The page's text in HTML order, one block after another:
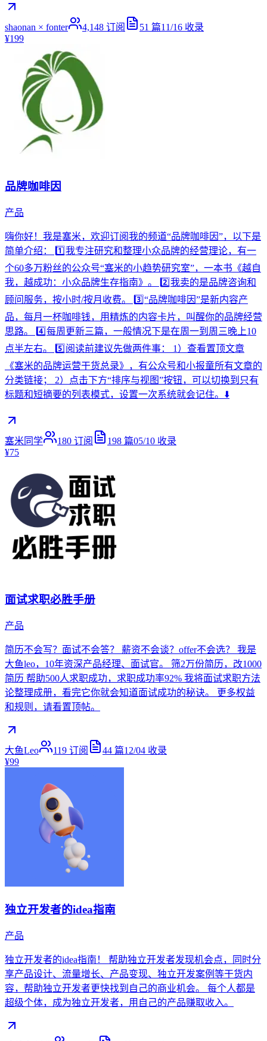
shaonan × fonter 4,148 订阅 51 篇11/16 收录
¥199
品牌咖啡因
产品
嗨你好！我是塞米，欢迎订阅我的频道“品牌咖啡因”，以下是
简单介绍： 1️⃣我专注研究和整理小众品牌的经营理论，有一
个60多万粉丝的公众号“塞米的小趋势研究室”，一本书《越自
我，越成功：小众品牌生存指南》。 2️⃣我卖的是品牌咨询和
顾问服务，按小时/按月收费。 3️⃣“品牌咖啡因”是新内容产
品，每月一杯咖啡钱，用精炼的内容卡片，叫醒你的品牌经营
思路。 4️⃣每周更新三篇，一般情况下是在周一到周三晚上10
点半左右。 5️⃣阅读前建议先做两件事： 1）查看置顶文章
《塞米的品牌运营干货总录》，有公众号和小报童所有文章的
分类链接； 2）点击下方“排序与视图”按钮，可以切换到只有
标题和短摘要的列表模式，设置一次系统就会记住。⬇️
塞米同学 180 订阅 198 篇05/10 收录
¥75
面试求职必胜手册
产品
简历不会写？面试不会答？ 薪资不会谈？offer不会选？ 我是
大鱼leo，10年资深产品经理、面试官。 筛2万份简历，改1000
简历 帮助500人求职成功，求职成功率92% 我将面试求职方法
论整理成册，看完它你就会知道面试成功的秘诀。 更多权益
和规则，请看置顶帖。
大鱼Leo 119 订阅 44 篇12/04 收录
¥99
独立开发者的idea指南
产品
独立开发者的idea指南！ 帮助独立开发者发现机会点，同时分
享产品设计、流量增长、产品变现、独立开发案例等干货内
容，帮助独立开发者更快找到自己的商业机会。 每个人都是
超级个体，成为独立开发者，用自己的产品赚取收入。